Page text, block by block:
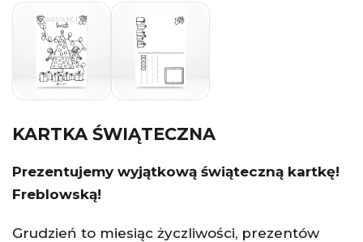
KARTKA ŚWIĄTECZNA
Prezentujemy wyjątkową świąteczną kartkę!
Freblowską!
Grudzień to miesiąc życzliwości, prezentów